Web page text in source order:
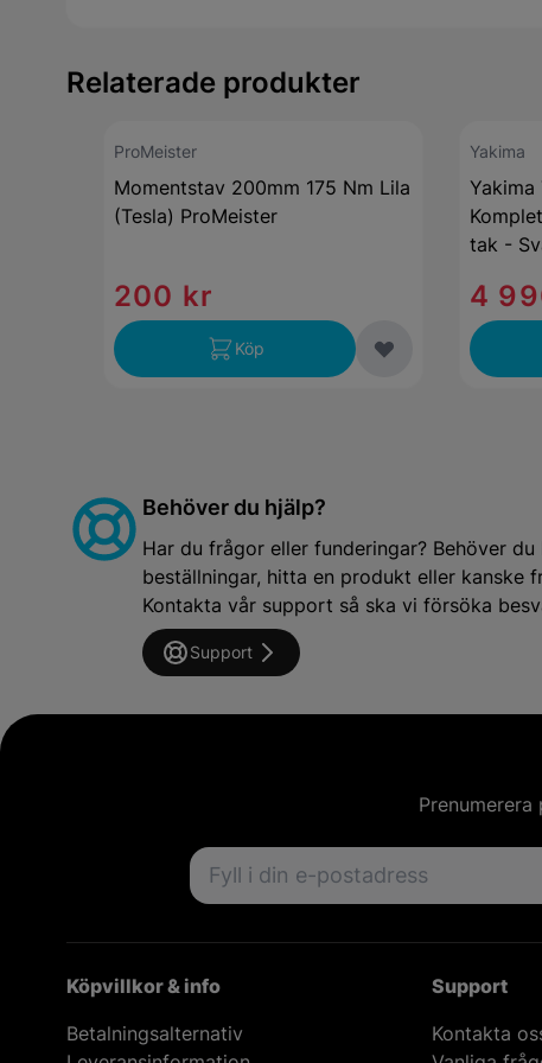
Relaterade produkter
ProMeister
Momentstav 200mm 175 Nm Lila
(Tesla) ProMeister
200 kr
Köp
Yakima
Yakima
tak -
4
Behöver du hjälp?
Har du frågor eller funderingar? Behöver
beställningar, hitta en produkt eller kanske
Kontakta vår support så ska vi försöka
Support
Email address
Köpvillkor & info
Betalningsalternativ
Support
Kontakta